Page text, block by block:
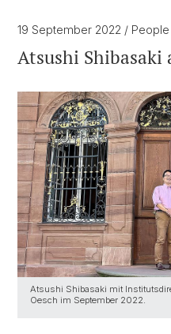
19 September 2022 / People
Atsushi Shibasaki
Atsushi Shibasaki mit
Oesch im September 2022.